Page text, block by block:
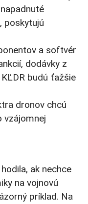
poskytujú
a softvér
dodávky z
budú ťažšie
dronov chcú
vzájomnej
ak nechce
na vojnovú
príklad. Na